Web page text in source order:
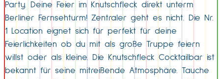
Party. Deine Feier im Knutschfleck direkt unterm
Berliner Fernsehturm! Zentraler geht es nicht. Die Nr.
1 Location eignet sich für perfekt für deine
Feierlichkeiten ob du mit als große Truppe feiern
willst oder als kleine. Die Knutschfleck Cocktailbar ist
bekannt für seine mitreißende Atmosphäre. Tauche